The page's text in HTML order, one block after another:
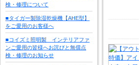
検・修理について
■タイガー製除湿乾燥機【AHE型】
をご愛用のお客様へ
■コイズミ照明製 インテリアファ
ンご愛用の皆様へお詫びと無償点
検・修理のお知らせ